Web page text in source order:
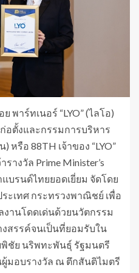
พาร์ทเนอร์ “LYO” (ไลโอ)
ตั้งและกรรมการบริหาร
รือ 88TH เจ้าของ “LYO”
างวัล Prime Minister’s
บรนด์ไทยยอดเยี่ยม จัดโดย
ะเทศ กระทรวงพาณิชย์ เพื่อ
านโดดเด่นด้วยนวัตกรรม
สรรค์จนเป็นที่ยอมรับใน
พิชัย นริพทะพันธุ์ รัฐมนตรี
มอบรางวัล ณ ตึกสันติไมตรี